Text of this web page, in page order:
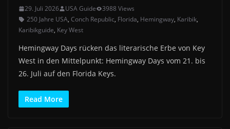
29. Juli 2026 USA Guide
3988 Views
250 Jahre USA, Conch Republic, Florida, Hemingway, Karibik,
Karibikguide, Key West
Hemingway Days rücken das literarische Erbe von Key
West in den Mittelpunkt: Hemingway Days vom 21. bis
26. Juli auf den Florida Keys.
Read More